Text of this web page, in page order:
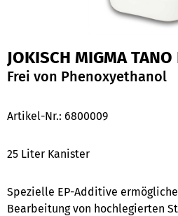
JOKISCH MIGMA TANO
Frei von Phenoxyethanol
Artikel-Nr.: 6800009
25 Liter Kanister
Spezielle EP-Additive
Bearbeitung von hochlegierten